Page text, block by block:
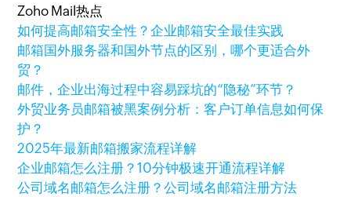
Zoho Mail热点
如何提高邮箱安全性？企业邮箱安全最佳实践
邮箱国外服务器和国外节点的区别，哪个更适合外
贸？
邮件，企业出海过程中容易踩坑的“隐秘”环节？
外贸业务员邮箱被黑案例分析：客户订单信息如何保
护？
2025年最新邮箱搬家流程详解
企业邮箱怎么注册？10分钟极速开通流程详解
公司域名邮箱怎么注册？公司域名邮箱注册方法